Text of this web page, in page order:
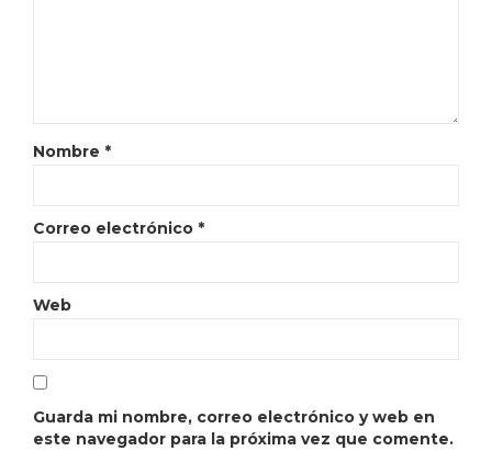
Nombre *
Correo electrónico *
Web
Guarda mi nombre, correo electrónico y web en
este navegador para la próxima vez que comente.